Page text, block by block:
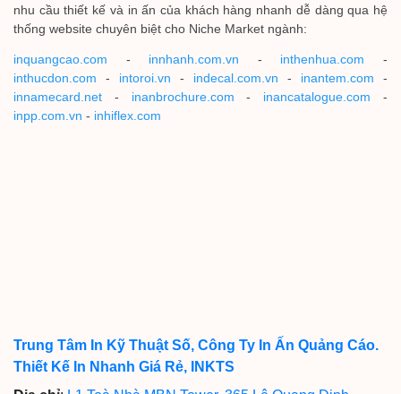
nhu cầu thiết kế và in ấn của khách hàng nhanh dễ dàng qua hệ
thống website chuyên biệt cho Niche Market ngành:
inquangcao.com - innhanh.com.vn - inthenhua.com -
inthucdon.com - intoroi.vn - indecal.com.vn - inantem.com -
innamecard.net - inanbrochure.com - inancatalogue.com -
inpp.com.vn - inhiflex.com
Trung Tâm In Kỹ Thuật Số, Công Ty In Ấn Quảng Cáo.
Thiết Kế In Nhanh Giá Rẻ, INKTS